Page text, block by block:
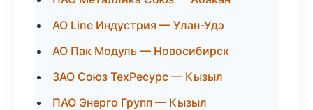
АО Line Индустрия — Улан-Удэ
АО Пак Модуль — Новосибирск
ЗАО Союз ТехРесурс — Кызыл
ПАО Энерго Групп — Кызыл